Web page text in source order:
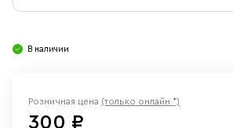
В наличии
Розничная цена (только онлайн *)
300 ₽